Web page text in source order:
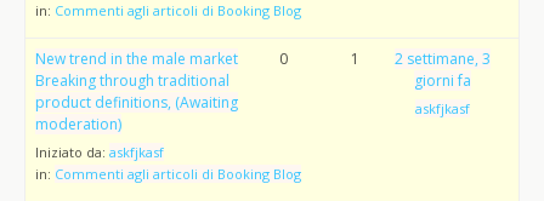
in: Commenti agli articoli di Booking Blog
New trend in the male market
Breaking through traditional
product definitions, (Awaiting
moderation)
Iniziato da: askfjkasf
in: Commenti agli articoli di Booking Blog
0 1
2 settimane, 3
giorni fa
askfjkasf